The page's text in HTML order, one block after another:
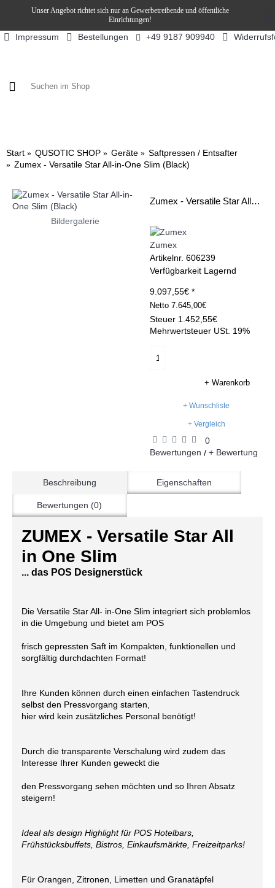
Unser Angebot richtet sich nur an Gewerbetreibende und öffentliche
Einrichtungen!
Impressum Bestellungen +49 9187 909940
Start QUSOTIC SHOP Geräte
Saftpressen / Entsafter
Zumex - Versatile Star All-in-One Slim (Black)
Bildergalerie
Zumex - Versatile Star All-in-One Slim (Black)
Zumex
Artikelnr. 606239
Verfügbarkeit Lagernd
9.097,55€ *
Netto 7.645,00€
Steuer 1.452,55€
Mehrwertsteuer USt. 19%
+ Warenkorb
+ Wunschliste
+ Vergleich
0
Bewertungen / + Bewertung
Beschreibung Eigenschaften
Bewertungen (0)
ZUMEX - Versatile Star All
in One Slim
... das POS Designerstück
Die Versatile Star All- in-One Slim integriert sich problemlos
in die Umgebung und bietet am POS
frisch gepressten Saft im Kompakten, funktionellen und
sorgfältig durchdachten Format!
Ihre Kunden können durch einen einfachen Tastendruck
selbst den Pressvorgang starten,
hier wird kein zusätzliches Personal benötigt!
Durch die transparente Verschalung wird zudem das
Interesse Ihrer Kunden geweckt die
den Pressvorgang sehen möchten und so Ihren Absatz
steigern!
Ideal als design Highlight für POS Hotelbars,
Frühstücksbuffets, Bistros, Einkaufsmärkte, Freizeitparks!
Für Orangen, Zitronen, Limetten und Granatäpfel